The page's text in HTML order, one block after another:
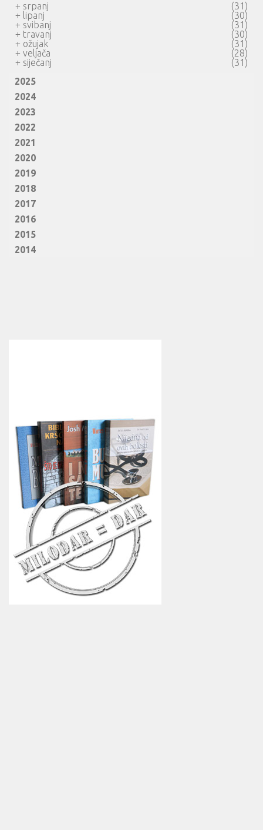
+ srpanj
(31)
+ lipanj
(30)
+ svibanj
(31)
+ travanj
(30)
+ ožujak
(31)
+ veljača
(28)
+ siječanj
(31)
2025
2024
2023
2022
2021
2020
2019
2018
2017
2016
2015
2014